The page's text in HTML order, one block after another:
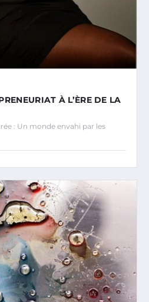
À L’ÈRE DE LA
: Un monde envahi par les